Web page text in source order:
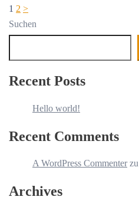
Seitennummerierung
der
1 2 >
Suchen
Recent Posts
Hello world!
Recent Comments
A WordPress Commenterzu
Archives